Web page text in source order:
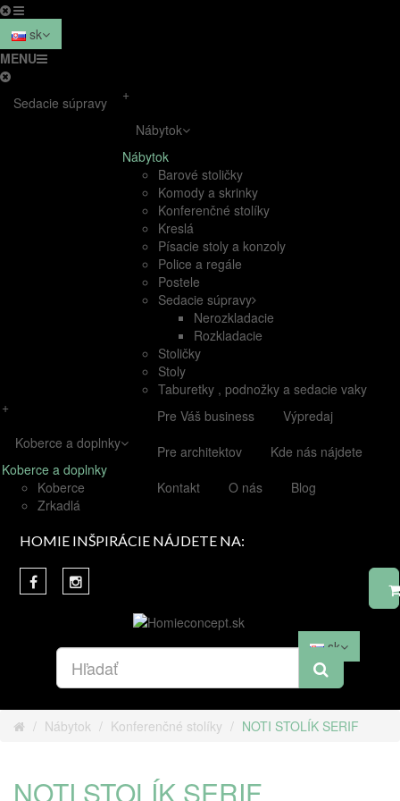
sk
MENU
Sedacie súpravy
+
Nábytok
Nábytok
Barové stoličky
Komody a skrinky
Konferenčné stolíky
Kreslá
Písacie stoly a konzoly
Police a regále
Postele
Sedacie súpravy
Nerozkladacie
Rozkladacie
Stoličky
Stoly
Taburetky , podnožky a sedacie vaky
+
Koberce a doplnky
Koberce a doplnky
Koberce
Zrkadlá
Pre Váš business
Výpredaj
Pre architektov
Kde nás nájdete
Kontakt
O nás Blog
HOMIE INŠPIRÁCIE NÁJDETE NA:
sk
Nábytok Konferenčné stolíky NOTI STOLÍK SERIF
NOTI STOLÍK SERIF